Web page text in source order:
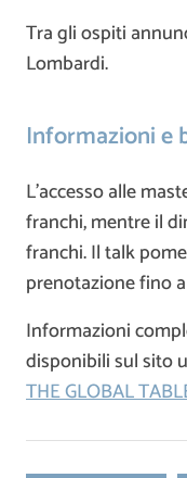
Tra gli ospiti
Lombardi.
Informazioni e
L’accesso alle
franchi, mentre il
franchi. Il talk
prenotazione fino
Informazioni
disponibili sul sito
THE GLOBAL